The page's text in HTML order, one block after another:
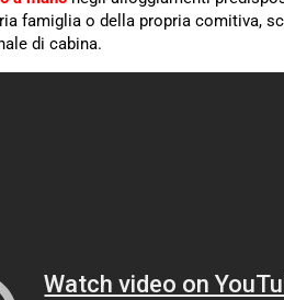
famiglia o della propria comitiva,
di cabina.